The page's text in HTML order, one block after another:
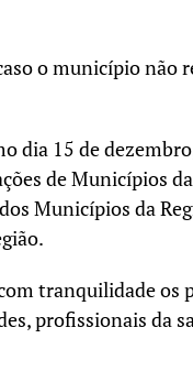
o município não
dia 15 de
de Municípios
Municípios da
tranquilidade
profissionais da